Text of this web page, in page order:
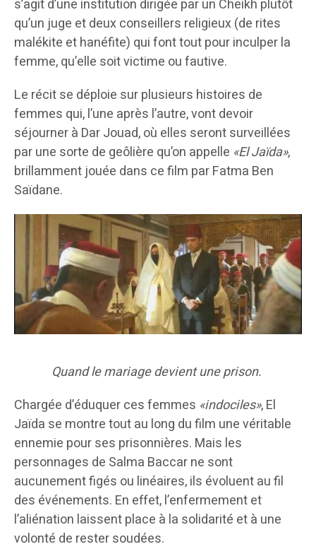
s’agit d’une institution dirigée par un Cheikh plutôt
qu’un juge et deux conseillers religieux (de rites
malékite et hanéfite) qui font tout pour inculper la
femme, qu’elle soit victime ou fautive.
Le récit se déploie sur plusieurs histoires de
femmes qui, l’une après l’autre, vont devoir
séjourner à Dar Jouad, où elles seront surveillées
par une sorte de geôlière qu’on appelle «El Jaïda»,
brillamment jouée dans ce film par Fatma Ben
Saïdane.
Quand le mariage devient une prison.
Chargée d’éduquer ces femmes «indociles», El
Jaïda se montre tout au long du film une véritable
ennemie pour ses prisonnières. Mais les
personnages de Salma Baccar ne sont
aucunement figés ou linéaires, ils évoluent au fil
des événements. En effet, l’enfermement et
l’aliénation laissent place à la solidarité et à une
volonté de rester soudées.